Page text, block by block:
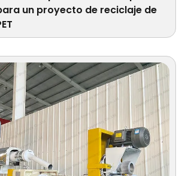
un proyecto de reciclaje de